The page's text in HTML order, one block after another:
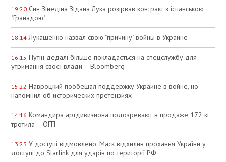
19:20 Син Зінедіна Зідана Лука розірвав контракт з іспанською
"Гранадою"
18:14 Лукашенко назвал свою "причину" войны в Украине
16:15 Путін дедалі більше покладається на спецслужбу для
утримання своєї влади – Bloomberg
15:22 Навроцкий пообещал поддержку Украине в войне, но
напомнил об исторических претензиях
14:16 Командира артдивизиона подозревают в продаже 172 кг
тротила – ОГП
13:23 У доступі відмовлено: Маск відхилив прохання України у
доступі до Starlink для ударів по території РФ